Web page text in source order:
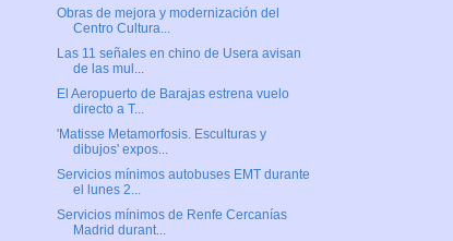
Obras de mejora y modernización del
Centro Cultura...
Las 11 señales en chino de Usera avisan
de las mul...
El Aeropuerto de Barajas estrena vuelo
directo a T...
'Matisse Metamorfosis. Esculturas y
dibujos' expos...
Servicios mínimos autobuses EMT durante
el lunes 2...
Servicios mínimos de Renfe Cercanías
Madrid durant...